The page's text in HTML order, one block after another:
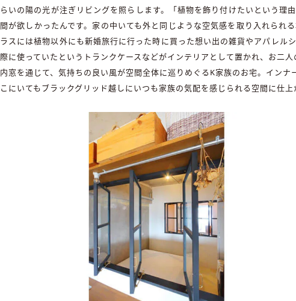
らいの陽の光が注ぎリビングを照らします。「植物を飾り付けたいという理
間が欲しかったんです。家の中いても外と同じような空気感を取り入れられ
ラスには植物以外にも新婚旅行に行った時に買った想い出の雑貨やアパレル
際に使っていたというトランクケースなどがインテリアとして置かれ、お二
内窓を通じて、気持ちの良い風が空間全体に巡りめぐるK家族のお宅。イン
こにいてもブラックグリッド越しにいつも家族の気配を感じられる空間に仕上